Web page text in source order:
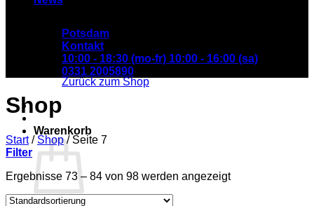
Es befinden sich keine Produkte im Warenkorb.
Zurück zum Shop
Warenkorb
Potsdam
Kontakt
10:00 - 18:30 (mo-fr) 10:00 - 16:00 (sa)
0331 2005890
Shop
Start / Shop /Seite 7
Filter
Ergebnisse 73 – 84 von 98 werden angezeigt